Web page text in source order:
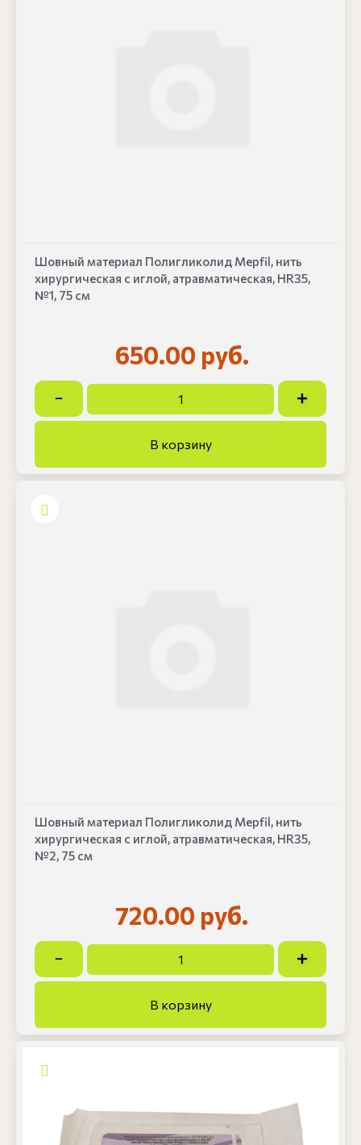
Шовный материал Полигликолид Mepfil, нить
хирургическая с иглой, атравматическая, HR35,
№1, 75 см
650.00 руб.
Шовный материал Полигликолид Mepfil, нить
хирургическая с иглой, атравматическая, HR35,
№2, 75 см
720.00 руб.